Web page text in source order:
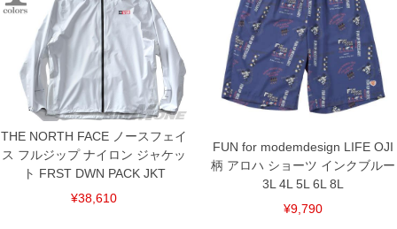
THE NORTH FACE ノースフェイ
ス フルジップ ナイロン ジャケッ
ト FRST DWN PACK JKT
¥38,610
FUN for modemdesign LIFE OJI
柄 アロハ ショーツ インクブルー
3L 4L 5L 6L 8L
¥9,790